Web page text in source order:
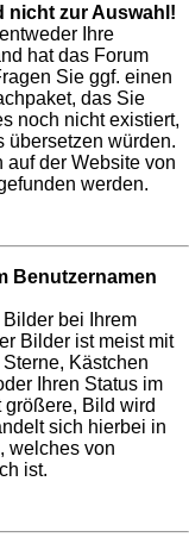
nicht zur Auswahl!
Ihre
hat das Forum
Sie ggf. einen
das Sie
noch nicht existiert,
übersetzen würden.
auf der Website von
werden.
Benutzernamen
bei Ihrem
Bilder ist meist mit
Kästchen
Ihren Status im
größere, Bild wird
sich hierbei in
welches von
ist.